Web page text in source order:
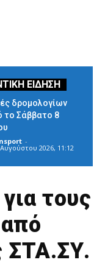
δρομολογίων
Σάββατο 8
-
2026, 11:12
τους
ΣΤΑ.ΣΥ.